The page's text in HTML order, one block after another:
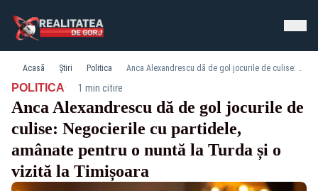
Acasă Știri Politica Anca Alexandrescu dă de gol jocurile de culise: Negocierile cu partidele, amânate pentru o nuntă la Turda și o vizită la Timișoara
POLITICA· 1 min citire
Anca Alexandrescu dă de gol jocurile de
culise: Negocierile cu partidele,
amânate pentru o nuntă la Turda și o
vizită la Timișoara